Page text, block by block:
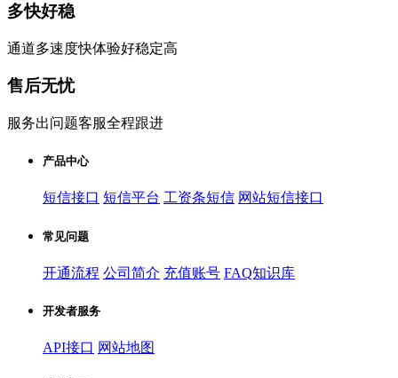
多快好稳
通道多速度快体验好稳定高
售后无忧
服务出问题客服全程跟进
产品中心
短信接口 短信平台 工资条短信 网站短信接口
常见问题
开通流程 公司简介 充值账号 FAQ知识库
开发者服务
API接口 网站地图